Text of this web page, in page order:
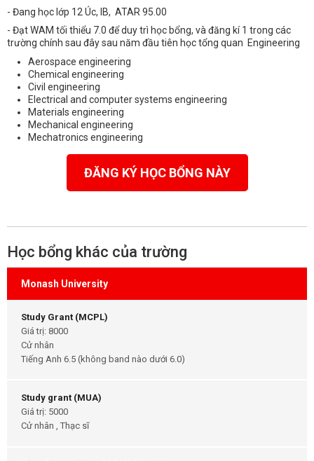
- Đang học lớp 12 Úc, IB, ATAR 95.00
- Đạt WAM tối thiểu 7.0 để duy trì học bổng, và đăng kí 1 trong các
trường chính sau đây sau năm đầu tiên học tổng quan Engineering
Aerospace engineering
Chemical engineering
Civil engineering
Electrical and computer systems engineering
Materials engineering
Mechanical engineering
Mechatronics engineering
ĐĂNG KÝ HỌC BỔNG NÀY
Học bổng khác của trường
Monash University
Study Grant (MCPL)
Giá trị: 8000
Cử nhân
Tiếng Anh 6.5 (không band nào dưới 6.0)
Study grant (MUA)
Giá trị: 5000
Cử nhân , Thạc sĩ